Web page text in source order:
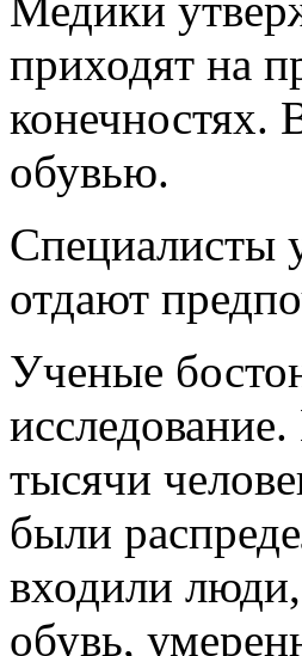
приходят на
конечностях.
обувью.
Специалисты
отдают
Ученые
тысячи
были
входили
обувь,